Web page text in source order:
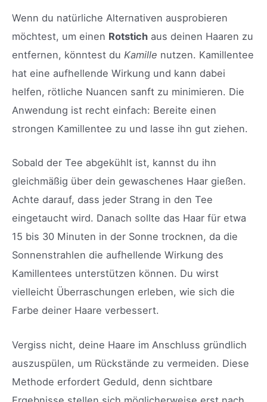
Wenn du natürliche Alternativen ausprobieren
möchtest, um einen Rotstich aus deinen Haaren zu
entfernen, könntest du Kamille nutzen. Kamillentee
hat eine aufhellende Wirkung und kann dabei
helfen, rötliche Nuancen sanft zu minimieren. Die
Anwendung ist recht einfach: Bereite einen
strongen Kamillentee zu und lasse ihn gut ziehen.
Sobald der Tee abgekühlt ist, kannst du ihn
gleichmäßig über dein gewaschenes Haar gießen.
Achte darauf, dass jeder Strang in den Tee
eingetaucht wird. Danach sollte das Haar für etwa
15 bis 30 Minuten in der Sonne trocknen, da die
Sonnenstrahlen die aufhellende Wirkung des
Kamillentees unterstützen können. Du wirst
vielleicht Überraschungen erleben, wie sich die
Farbe deiner Haare verbessert.
Vergiss nicht, deine Haare im Anschluss gründlich
auszuspülen, um Rückstände zu vermeiden. Diese
Methode erfordert Geduld, denn sichtbare